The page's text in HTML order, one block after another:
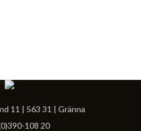
11 | 563 31 | Gränna
108 20